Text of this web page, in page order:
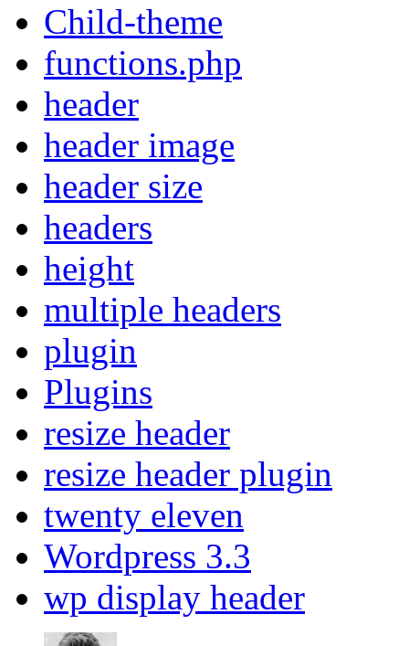
Child-theme
functions.php
header
header image
header size
headers
height
multiple headers
plugin
Plugins
resize header
resize header plugin
twenty eleven
Wordpress 3.3
wp display header